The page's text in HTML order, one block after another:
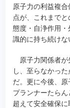
原子力の利益複
点が、これまで
態度・自浄作用
識的に持ち続けな
原子力関係者が
し、至らなかっ
だ。更に今後、
プランナーたら
超えて安全確保